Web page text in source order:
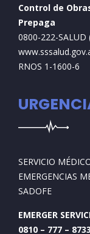
Control de
Prepaga
0800-222-SALUD
RNOS 1-1600-6
SERVICIO
EMERGENCIAS
SADOFE
EMERGER
0810 – 777 – 8733